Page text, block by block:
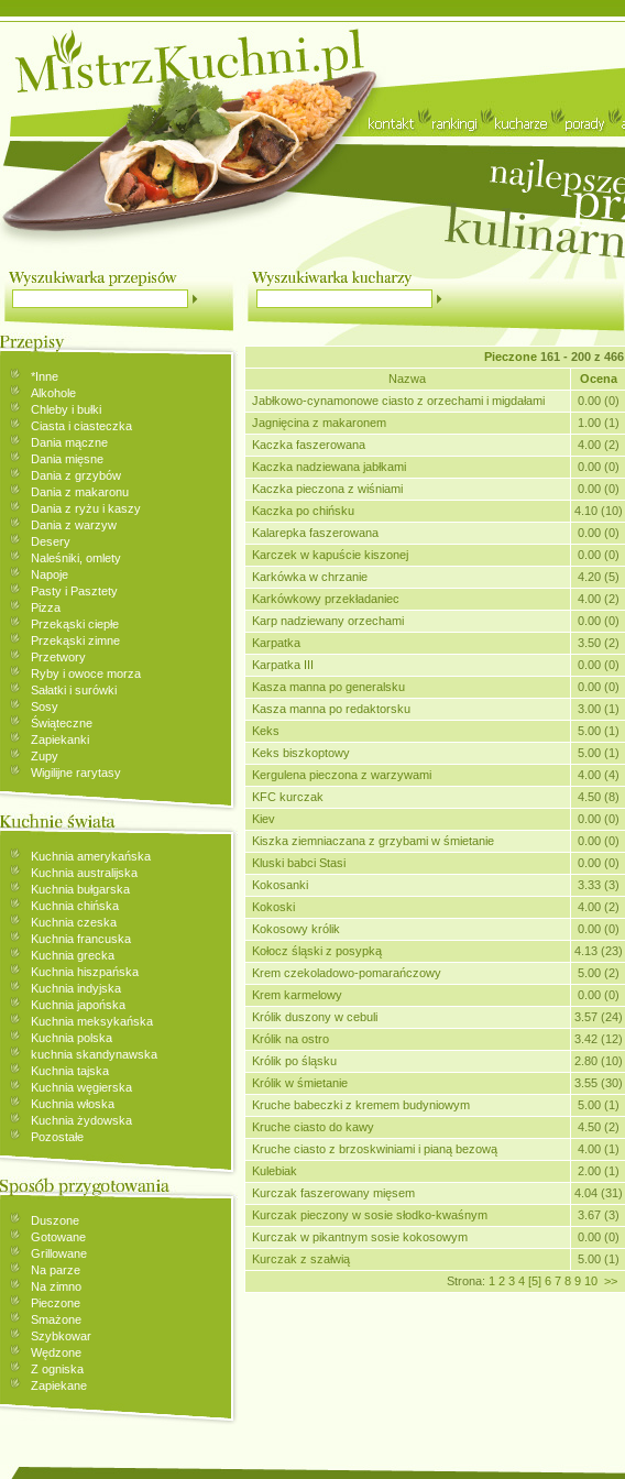
*Inne
Alkohole
Chleby i bułki
Ciasta i ciasteczka
Dania mączne
Dania mięsne
Dania z grzybów
Dania z makaronu
Dania z ryżu i kaszy
Dania z warzyw
Desery
Naleśniki, omlety
Napoje
Pasty i Pasztety
Pizza
Przekąski ciepłe
Przekąski zimne
Przetwory
Ryby i owoce morza
Sałatki i surówki
Sosy
Świąteczne
Zapiekanki
Zupy
Wigilijne rarytasy
Kuchnia amerykańska
Kuchnia australijska
Kuchnia bułgarska
Kuchnia chińska
Kuchnia czeska
Kuchnia francuska
Kuchnia grecka
Kuchnia hiszpańska
Kuchnia indyjska
Kuchnia japońska
Kuchnia meksykańska
Kuchnia polska
kuchnia skandynawska
Kuchnia tajska
Kuchnia węgierska
Kuchnia włoska
Kuchnia żydowska
Pozostałe
Duszone
Gotowane
Grillowane
Na parze
Na zimno
Pieczone
Smażone
Szybkowar
Wędzone
Z ogniska
Zapiekane
Pieczone 161 - 200 z 466
Nazwa
Ocena
Jabłkowo-cynamonowe ciasto z orzechami i migdałami
0.00 (0)
Jagnięcina z makaronem
1.00 (1)
Kaczka faszerowana
4.00 (2)
Kaczka nadziewana jabłkami
0.00 (0)
Kaczka pieczona z wiśniami
0.00 (0)
Kaczka po chińsku
4.10 (10)
Kalarepka faszerowana
0.00 (0)
Karczek w kapuście kiszonej
0.00 (0)
Karkówka w chrzanie
4.20 (5)
Karkówkowy przekładaniec
4.00 (2)
Karp nadziewany orzechami
0.00 (0)
Karpatka
3.50 (2)
Karpatka III
0.00 (0)
Kasza manna po generalsku
0.00 (0)
Kasza manna po redaktorsku
3.00 (1)
Keks
5.00 (1)
Keks biszkoptowy
5.00 (1)
Kergulena pieczona z warzywami
4.00 (4)
KFC kurczak
4.50 (8)
Kiev
0.00 (0)
Kiszka ziemniaczana z grzybami w śmietanie
0.00 (0)
Kluski babci Stasi
0.00 (0)
Kokosanki
3.33 (3)
Kokoski
4.00 (2)
Kokosowy królik
0.00 (0)
Kołocz śląski z posypką
4.13 (23)
Krem czekoladowo-pomarańczowy
5.00 (2)
Krem karmelowy
0.00 (0)
Królik duszony w cebuli
3.57 (24)
Królik na ostro
3.42 (12)
Królik po śląsku
2.80 (10)
Królik w śmietanie
3.55 (30)
Kruche babeczki z kremem budyniowym
5.00 (1)
Kruche ciasto do kawy
4.50 (2)
Kruche ciasto z brzoskwiniami i pianą bezową
4.00 (1)
Kulebiak
2.00 (1)
Kurczak faszerowany mięsem
4.04 (31)
Kurczak pieczony w sosie słodko-kwaśnym
3.67 (3)
Kurczak w pikantnym sosie kokosowym
0.00 (0)
Kurczak z szałwią
5.00 (1)
Strona: 1 2 3 4 [5] 6 7 8 9 10 >>